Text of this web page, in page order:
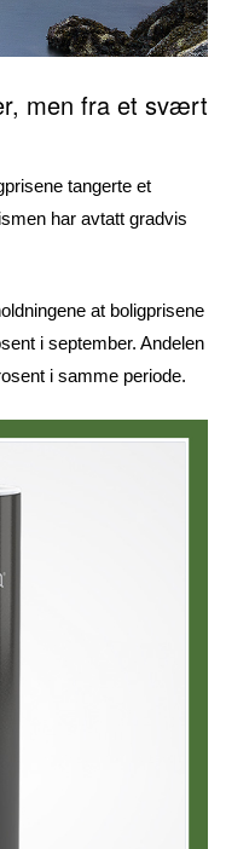
men fra et svært
tangerte et
har avtatt gradvis
at boligprisene
i september. Andelen
i samme periode.